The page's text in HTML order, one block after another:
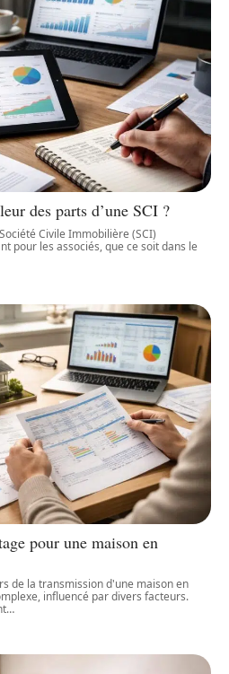
des parts d’une SCI ?
Civile Immobilière (SCI)
pour les associés, que ce soit dans le
pour une maison en
de la transmission d'une maison en
influencé par divers facteurs.
…